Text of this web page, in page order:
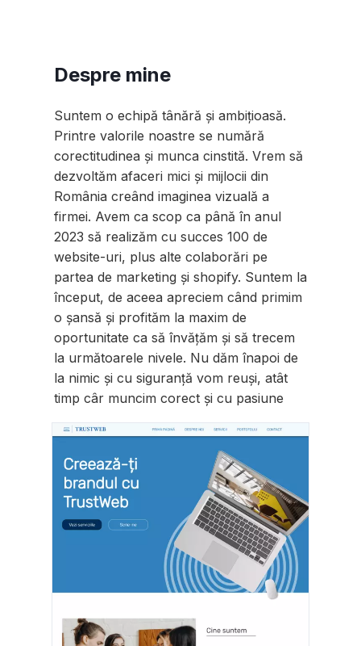
Suntem o echipă tânără și ambițioasă.
Printre valorile noastre se numără
corectitudinea și munca cinstită. Vrem să
dezvoltăm afaceri mici și mijlocii din
România creând imaginea vizuală a
firmei. Avem ca scop ca până în anul
2023 să realizăm cu succes 100 de
website-uri, plus alte colaborări pe
partea de marketing și shopify. Suntem la
început, de aceea apreciem când primim
o șansă și profităm la maxim de
oportunitate ca să învățăm și să trecem
la următoarele nivele. Nu dăm înapoi de
la nimic și cu siguranță vom reuși, atât
timp câr muncim corect și cu pasiune
Despre mine